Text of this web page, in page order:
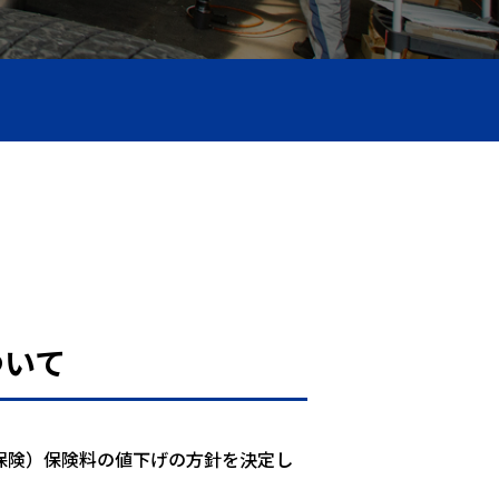
て
）保険料の値下げの方針を決定し